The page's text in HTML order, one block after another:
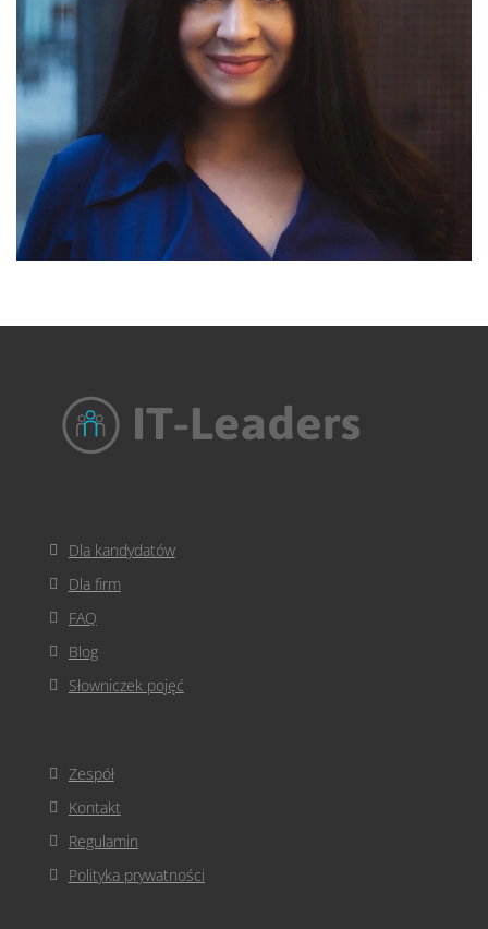
Dla kandydatów
Dla firm
FAQ
Blog
Słowniczek pojęć
Zespół
Kontakt
Regulamin
Polityka prywatności